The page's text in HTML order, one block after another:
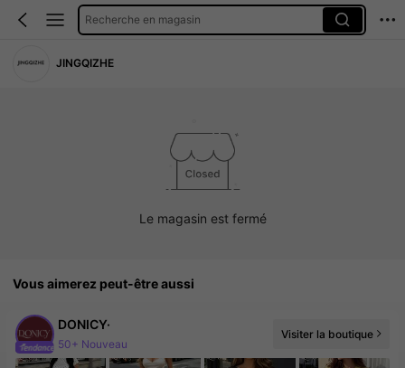
Recherche en magasin
JINGQIZHE
Le magasin est fermé
Vous aimerez peut-être aussi
DONICY·
50+ Nouveau
Visiter la boutique